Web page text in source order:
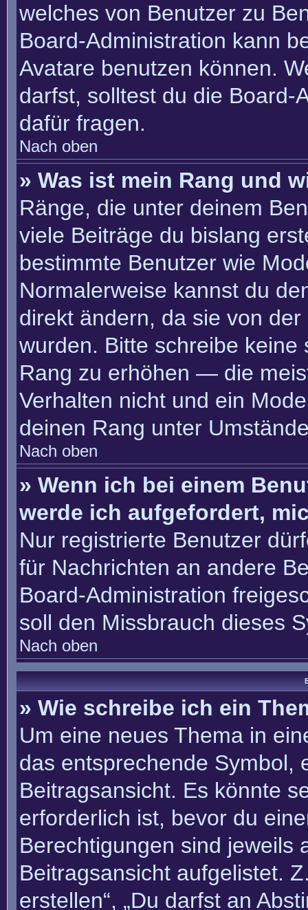
welches von Benutzer zu
Board-Administration kann
Avatare benutzen können.
darfst, solltest du die Board-
dafür fragen.
Nach oben
» Was ist mein Rang und
Ränge, die unter deinem
viele Beiträge du bislang
bestimmte Benutzer wie
Normalerweise kannst du
direkt ändern, da sie von
wurden. Bitte schreibe
Rang zu erhöhen — die
Verhalten nicht und ein
deinen Rang unter
Nach oben
» Wenn ich bei einem
werde ich aufgefordert,
Nur registrierte Benutzer
für Nachrichten an andere
Board-Administration
soll den Missbrauch dieses
Nach oben
» Wie schreibe ich ein
Um eine neues Thema in
das entsprechende Symbol,
Beitragsansicht. Es könnte
erforderlich ist, bevor du
Berechtigungen sind jeweils
Beitragsansicht aufgelistet.
erstellen“, „Du darfst an